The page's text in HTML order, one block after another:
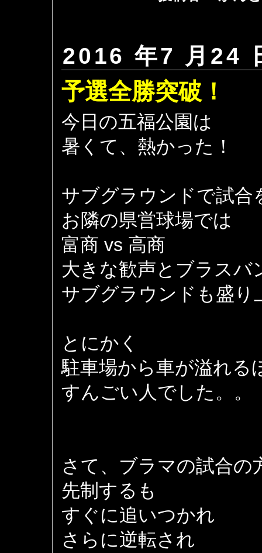
2016 年7 月24
予選全勝突破！
今日の五福公園は
暑くて、熱かった！
サブグラウンドで試合
お隣の県営球場では
富商 vs 高商
大きな歓声とブラスバ
サブグラウンドも盛り
とにかく
駐車場から車が溢れる
すんごい人でした。。
さて、ブラマの試合の
先制するも
すぐに追いつかれ
さらに逆転され